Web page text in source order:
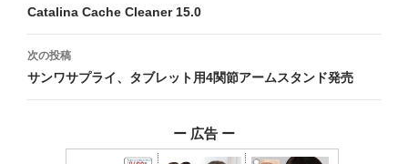
稿
ナ
ビ
Catalina Cache Cleaner 15.0
次の投稿
サンワサプライ、タブレット用4関節アームスタンド発売
ー 広告 ー